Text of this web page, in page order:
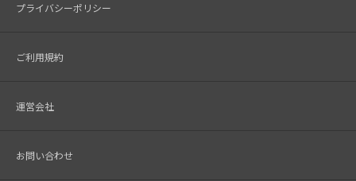
プライバシーポリシー
ご利用規約
運営会社
お問い合わせ